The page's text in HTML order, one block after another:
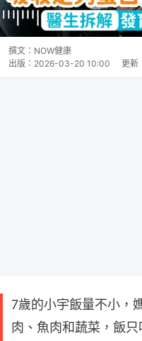
撰文： NOW健康
出版： 2026-03-20 10:00 更新
7歲的小宇飯量不小，
肉、魚肉和蔬菜，飯